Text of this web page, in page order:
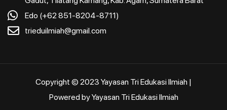
Edo (+62 851-8204-8711)
trieduilmiah@gmail.com
Copyright © 2023 Yayasan Tri Edukasi Ilmiah |
Powered by Yayasan Tri Edukasi Ilmiah